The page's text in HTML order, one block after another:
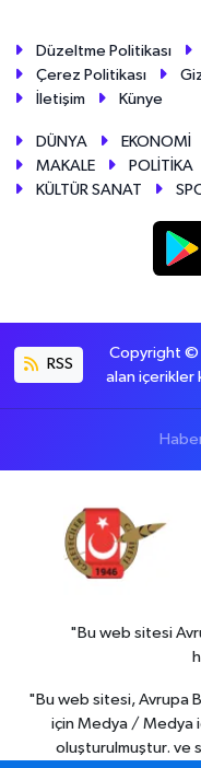
Düzeltme Politikası
Çerez Politikası
İletişim
Künye
DÜNYA EKONOMİ
MAKALE
POLİTİKA
KÜLTÜR SANAT
RSS
Copyright ©
alan içerikler
Haber
"Bu web sitesi
"Bu web sitesi, Avrupa
için Medya / Medya
oluşturulmuştur. ve